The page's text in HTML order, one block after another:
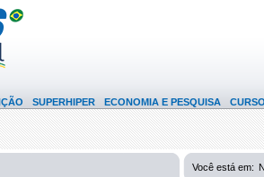
SUPERHIPER ECONOMIA E PESQUISA
Você está em: